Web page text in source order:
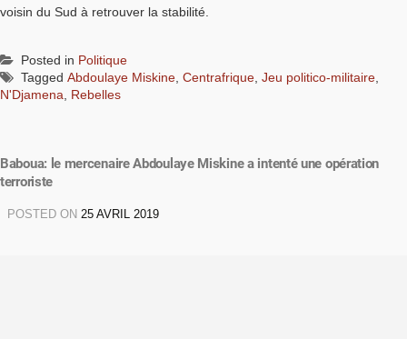
voisin du Sud à retrouver la stabilité.
Posted in Politique
Tagged Abdoulaye Miskine Centrafrique Jeu politico-militaire
N'Djamena
Rebelles
Baboua: le mercenaire Abdoulaye Miskine a intenté une opération
terroriste
POSTED ON 25 AVRIL 2019